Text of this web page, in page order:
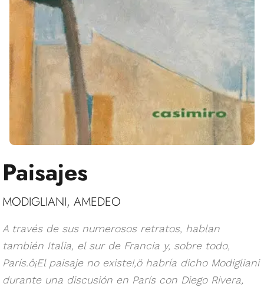
Paisajes
MODIGLIANI, AMEDEO
A través de sus numerosos retratos, hablan
también Italia, el sur de Francia y, sobre todo,
París.ô¡El paisaje no existe!,ö habría dicho Modigliani
durante una discusión en París con Diego Rivera,